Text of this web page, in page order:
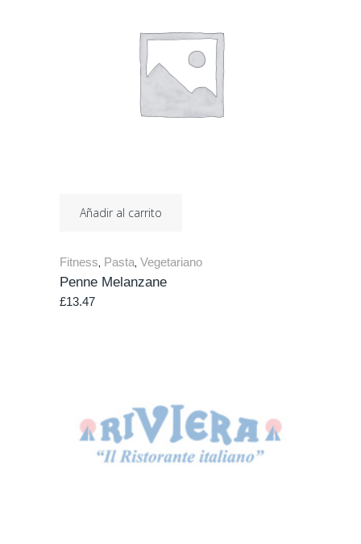
Añadir al carrito
Fitness, Pasta, Vegetariano
Penne Melanzane
£13.47